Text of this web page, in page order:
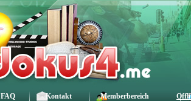
FAQ Kontakt Memberbereich